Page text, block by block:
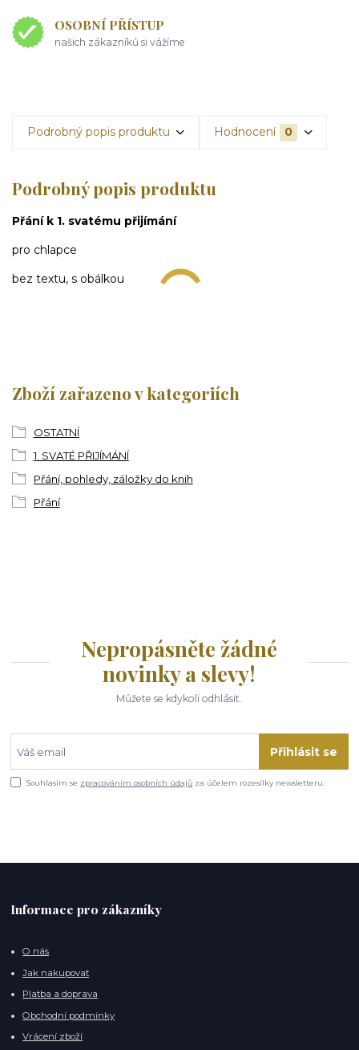
OSOBNÍ PŘÍSTUP
našich zákazníků si vážíme
Podrobný popis produktu Hodnocení 0
Podrobný popis produktu
Přání k 1. svatému přijímání
pro chlapce
bez textu, s obálkou
Zboží zařazeno v kategoriích
OSTATNÍ
1. SVATÉ PŘIJÍMÁNÍ
Přání, pohledy, záložky do knih
Přání
Nepropásněte žádné
novinky a slevy!
Můžete se kdykoli odhlásit.
Přihlásit se
Souhlasím se zpracováním osobních údajů za účelem rozesílky newsletteru.
Informace pro zákazníky
O nás
Jak nakupovat
Platba a doprava
Obchodní podmínky
Vrácení zboží